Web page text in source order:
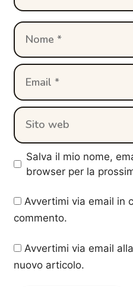
Nome
Email
Sito
web
Salva il mio nome,
browser per la
Avvertimi via email in
commento.
Avvertimi via email
nuovo articolo.